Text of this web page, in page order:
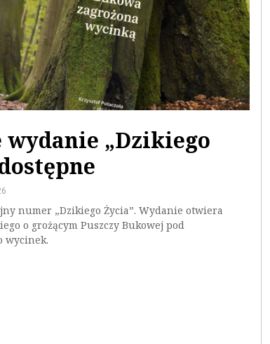
wydanie „Dzikiego
numer „Dzikiego Życia”. Wydanie otwiera
o grożącym Puszczy Bukowej pod
wycinek.